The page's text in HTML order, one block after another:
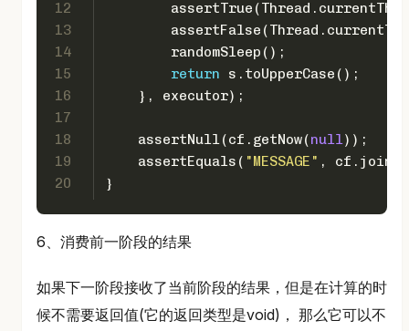
12
13
14
15
16
17
18
19
20
        randomSleep();
return s.toUpperCase();
    }, executor);
    assertNull(cf.getNow(
null));
    assertEquals(
"MESSAGE" ,
}
6、消费前一阶段的结果
如果下一阶段接收了当前阶段的结果，但是在计算的时
候不需要返回值(它的返回类型是void)， 那么它可以不